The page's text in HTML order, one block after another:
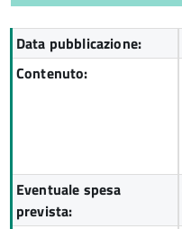
Data pubblicazione:
Contenuto:
Eventuale spesa
prevista: